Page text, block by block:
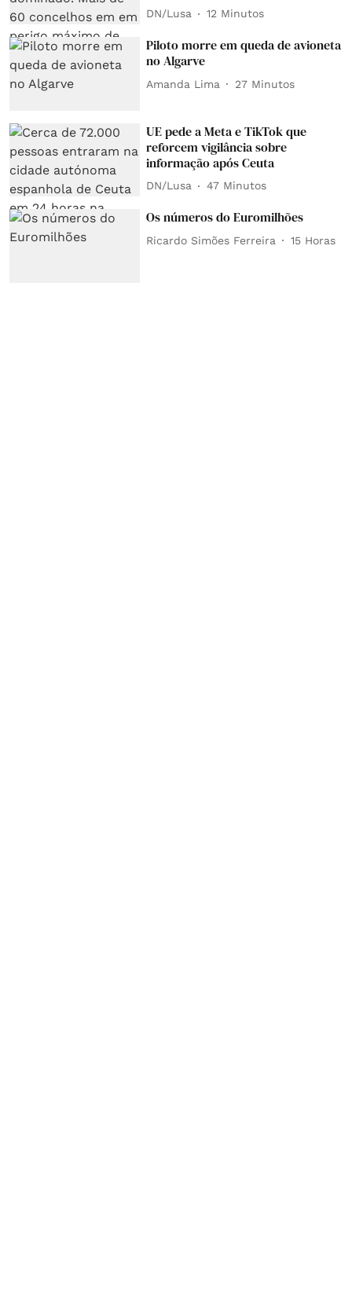
DN/Lusa 12 Minutos
Piloto morre em queda de avioneta
no Algarve
Amanda Lima 27 Minutos
UE pede a Meta e TikTok que
reforcem vigilância sobre
informação após Ceuta
DN/Lusa 47 Minutos
Os números do Euromilhões
Ricardo Simões Ferreira 15 Horas